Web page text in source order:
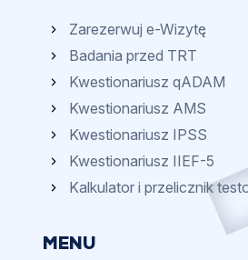
Zarezerwuj e-Wizytę
Badania przed TRT
Kwestionariusz qADAM
Kwestionariusz AMS
Kwestionariusz IPSS
Kwestionariusz IIEF-5
Kalkulator i przelicznik
MENU